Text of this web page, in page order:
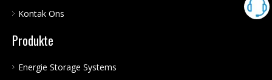
Kontak Ons
Produkte
Energie Storage Systems